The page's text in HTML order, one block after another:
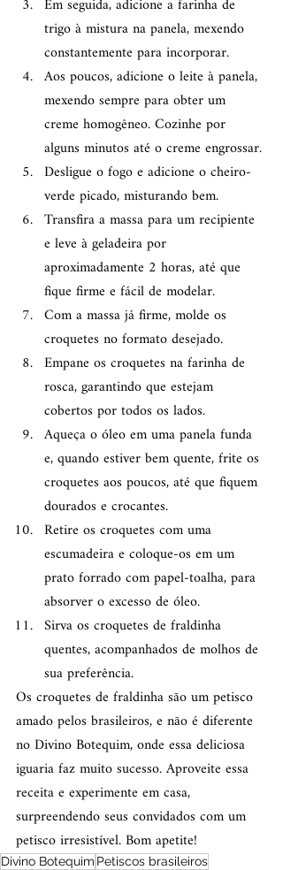
Em seguida, adicione a farinha de
trigo à mistura na panela, mexendo
constantemente para incorporar.
Aos poucos, adicione o leite à panela,
mexendo sempre para obter um
creme homogêneo. Cozinhe por
alguns minutos até o creme engrossar.
Desligue o fogo e adicione o cheiro-
verde picado, misturando bem.
Transfira a massa para um recipiente
e leve à geladeira por
aproximadamente 2 horas, até que
fique firme e fácil de modelar.
Com a massa já firme, molde os
croquetes no formato desejado.
Empane os croquetes na farinha de
rosca, garantindo que estejam
cobertos por todos os lados.
Aqueça o óleo em uma panela funda
e, quando estiver bem quente, frite os
croquetes aos poucos, até que fiquem
dourados e crocantes.
Retire os croquetes com uma
escumadeira e coloque-os em um
prato forrado com papel-toalha, para
absorver o excesso de óleo.
Sirva os croquetes de fraldinha
quentes, acompanhados de molhos de
sua preferência.
Os croquetes de fraldinha são um petisco
amado pelos brasileiros, e não é diferente
no Divino Botequim, onde essa deliciosa
iguaria faz muito sucesso. Aproveite essa
receita e experimente em casa,
surpreendendo seus convidados com um
petisco irresistível. Bom apetite!
Divino Botequim Petiscos brasileiros